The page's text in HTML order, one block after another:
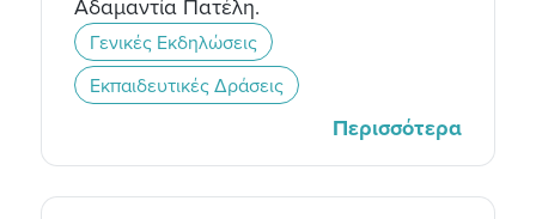
Αδαμαντία Πατέλη.
Γενικές Εκδηλώσεις
Εκπαιδευτικές Δράσεις
Περισσότερα